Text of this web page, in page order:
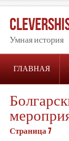
Умная история
ГЛАВНАЯ
Страница 7